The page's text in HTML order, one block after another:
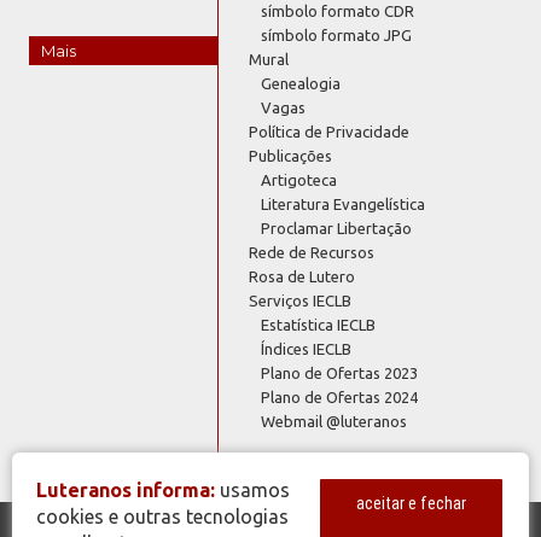
Mais
símbolo formato CDR
símbolo formato JPG
Mural
Genealogia
Vagas
Política de Privacidade
Publicações
Artigoteca
Literatura Evangelística
Proclamar Libertação
Rede de Recursos
Rosa de Lutero
Serviços IECLB
Estatística IECLB
Índices IECLB
Plano de Ofertas 2023
Plano de Ofertas 2024
Webmail @luteranos
Luteranos informa: usamos
cookies e outras tecnologias
aceitar e fechar